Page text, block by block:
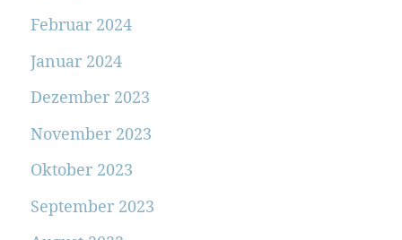
Februar 2024
Januar 2024
Dezember 2023
November 2023
Oktober 2023
September 2023